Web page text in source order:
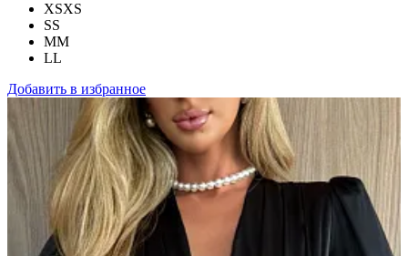
XSXS
SS
MM
LL
Добавить в избранное